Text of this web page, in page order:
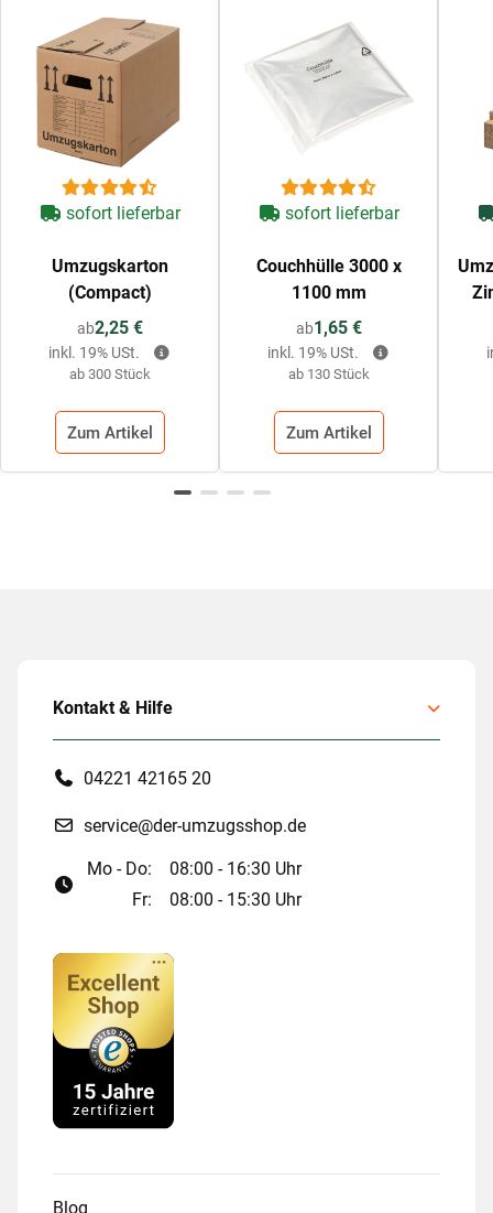
sofort lieferbar
Umzugskarton
(Compact)
ab2,25 €
ab 300 Stück
inkl. 19% USt.
Zum Artikel
sofort lieferbar
Couchhülle 3000 x
1100 mm
ab1,65 €
ab 130 Stück
inkl. 19% USt.
Zum Artikel
Kontakt & Hilfe
04221 42165 20
service@der-umzugsshop.de
Mo - Do:
08:00 - 16:30 Uhr
Fr:
08:00 - 15:30 Uhr
Blog